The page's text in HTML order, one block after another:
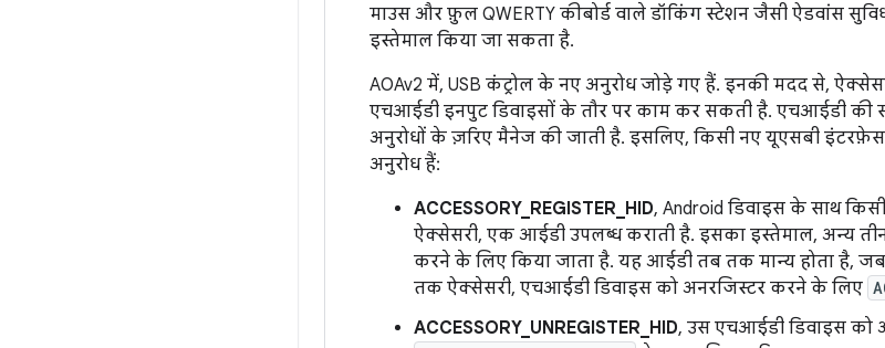
माउस और फ़ुल QWERTY कीबोर्ड वाले डॉकिंग स्टेशन जैसी ऐडवांस
इस्तेमाल किया जा सकता है.
AOAv2 में, USB कंट्रोल के नए अनुरोध जोड़े गए हैं. इनकी मदद से,
एचआईडी इनपुट डिवाइसों के तौर पर काम कर सकती है. एचआईडी की
अनुरोधों के ज़रिए मैनेज की जाती है. इसलिए, किसी नए यूएसबी
अनुरोध हैं:
ACCESSORY_REGISTER_HID, Android डिवाइस के साथ
ऐक्सेसरी, एक आईडी उपलब्ध कराती है. इसका इस्तेमाल, अन्य
करने के लिए किया जाता है. यह आईडी तब तक मान्य होता है,
तक ऐक्सेसरी, एचआईडी डिवाइस को अनरजिस्टर करने के लिए
ACCESSORY_UNREGISTER_HID, उस एचआईडी डिवाइस को